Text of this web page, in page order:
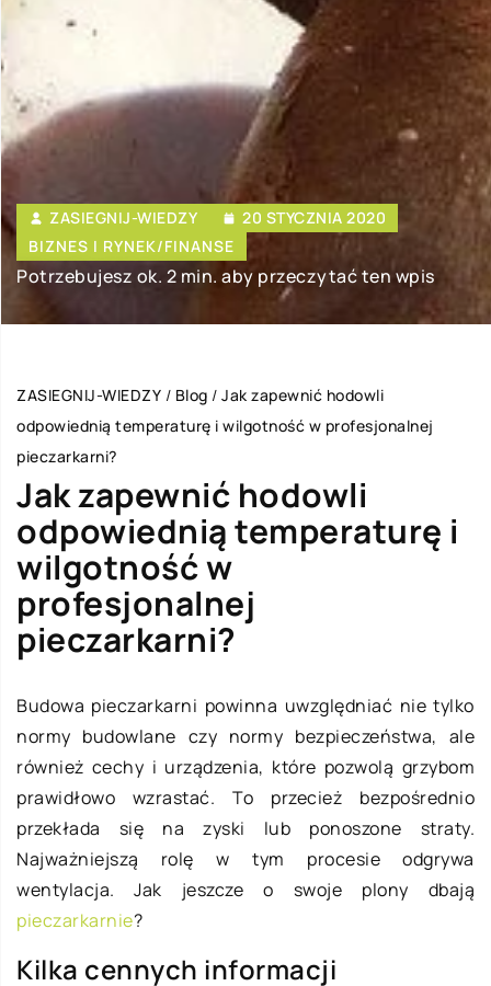
ZASIEGNIJ-WIEDZY
20 STYCZNIA 2020
BIZNES I RYNEK/FINANSE
Potrzebujesz ok. 2 min. aby przeczytać ten wpis
ZASIEGNIJ-WIEDZY / Blog / Jak zapewnić hodowli
odpowiednią temperaturę i wilgotność w profesjonalnej
pieczarkarni?
Jak zapewnić hodowli
odpowiednią temperaturę i
wilgotność w
profesjonalnej
pieczarkarni?
Budowa pieczarkarni powinna uwzględniać nie tylko
normy budowlane czy normy bezpieczeństwa, ale
również cechy i urządzenia, które pozwolą grzybom
prawidłowo wzrastać. To przecież bezpośrednio
przekłada się na zyski lub ponoszone straty.
Najważniejszą rolę w tym procesie odgrywa
wentylacja. Jak jeszcze o swoje plony dbają
pieczarkarnie?
Kilka cennych informacji